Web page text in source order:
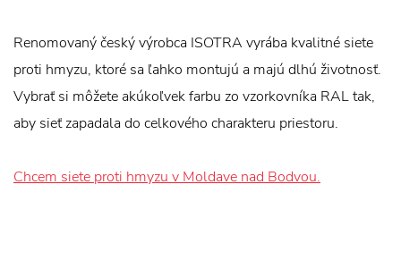
Renomovaný český výrobca ISOTRA vyrába kvalitné siete
proti hmyzu, ktoré sa ľahko montujú a majú dlhú životnosť.
Vybrať si môžete akúkoľvek farbu zo vzorkovníka RAL tak,
aby sieť zapadala do celkového charakteru priestoru.
Chcem siete proti hmyzu v Moldave nad Bodvou.